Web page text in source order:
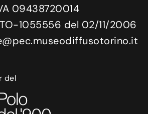
09438720014
TO-1055556 del 02/11/2006
del